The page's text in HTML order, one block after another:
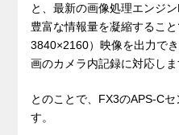
と、最新の画像処理エンジ
豊富な情報量を凝縮するこ
3840×2160）映像を出力で
画のカメラ内記録に対応しま
とのことで、FX3のAPS-C
す。